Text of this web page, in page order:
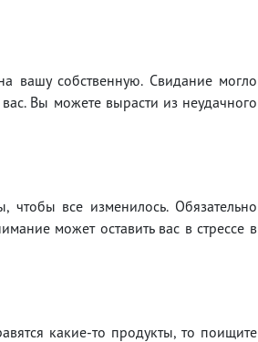
вашу собственную. Свидание могло
Вы можете вырасти из неудачного
все изменилось. Обязательно
может оставить вас в стрессе в
какие-то продукты, то поищите